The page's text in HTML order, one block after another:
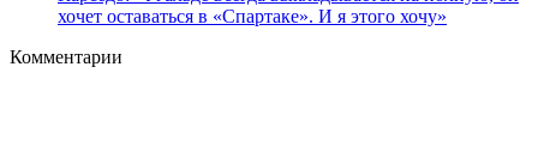
хочет оставаться в «Спартаке». И я этого хочу»
Комментарии